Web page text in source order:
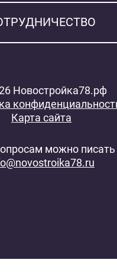
Новостройка78.рф
Карта сайта
можно писать